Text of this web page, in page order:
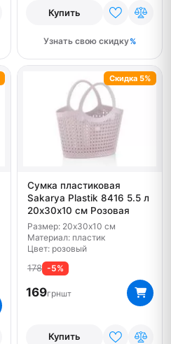
Купить
Узнать свою скидку
Сумка пластиковая
Sakarya Plastik 8416 5.5 л
20х30х10 см Розовая
Размер: 20х30х10 см
Материал: пластик
Цвет: розовый
178 -5%
169грншт
Купить
Скидка 5%